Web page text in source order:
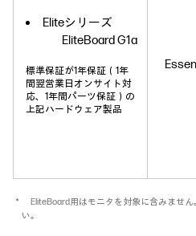
Eliteシリーズ
EliteBoard G1a
標準保証が1年保証（1年
間翌営業日オンサイト対
応、1年間パーツ保証）の
上記ハードウェア製品
＊ EliteBoard用はモニタを対象に含みませ
い。